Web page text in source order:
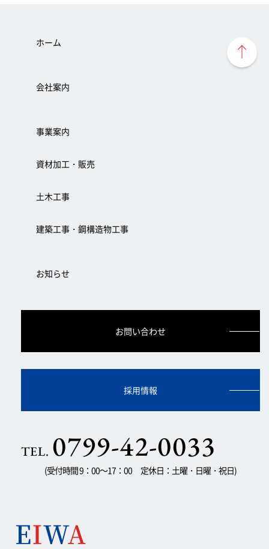
ホーム
会社案内
事業案内
資材加工・販売
土木工事
建築工事・鋼構造物工事
お知らせ
お問い合わせ
採用情報
TEL. 0799-42-0033
(受付時間 9：00～17：00 定休日：土曜・日曜・祝日)